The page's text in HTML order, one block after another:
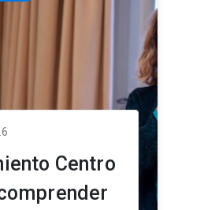
Centro